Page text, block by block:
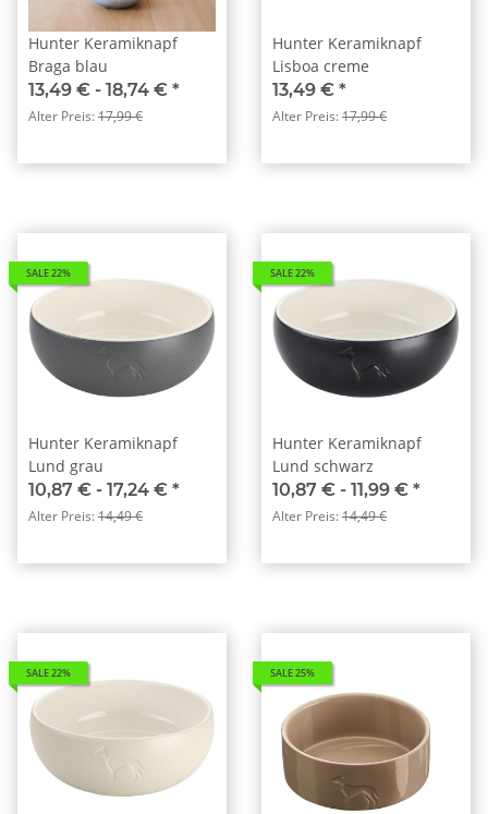
Hunter Keramiknapf
Braga blau
13,49 € - 18,74 € *
Alter Preis:17,99 €
Hunter Keramiknapf
Lisboa creme
13,49 € *
Alter Preis:17,99 €
SALE 22%
Hunter Keramiknapf
Lund grau
10,87 € - 17,24 € *
Alter Preis:14,49 €
SALE 22%
Hunter Keramiknapf
Lund schwarz
10,87 € - 11,99 € *
Alter Preis:14,49 €
SALE 22% SALE 25%